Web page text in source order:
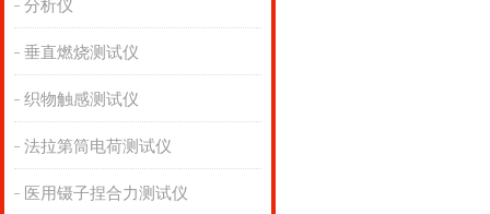
分析仪
垂直燃烧测试仪
织物触感测试仪
法拉第筒电荷测试仪
医用镊子捏合力测试仪